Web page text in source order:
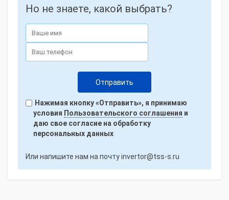
Но не знаете, какой выбрать?
Нажимая кнопку «Отправить», я принимаю
условия Пользовательского соглашения и
даю свое согласие на обработку
персональных данных
Или напишите нам на почтуinvertor@tss-s.ru